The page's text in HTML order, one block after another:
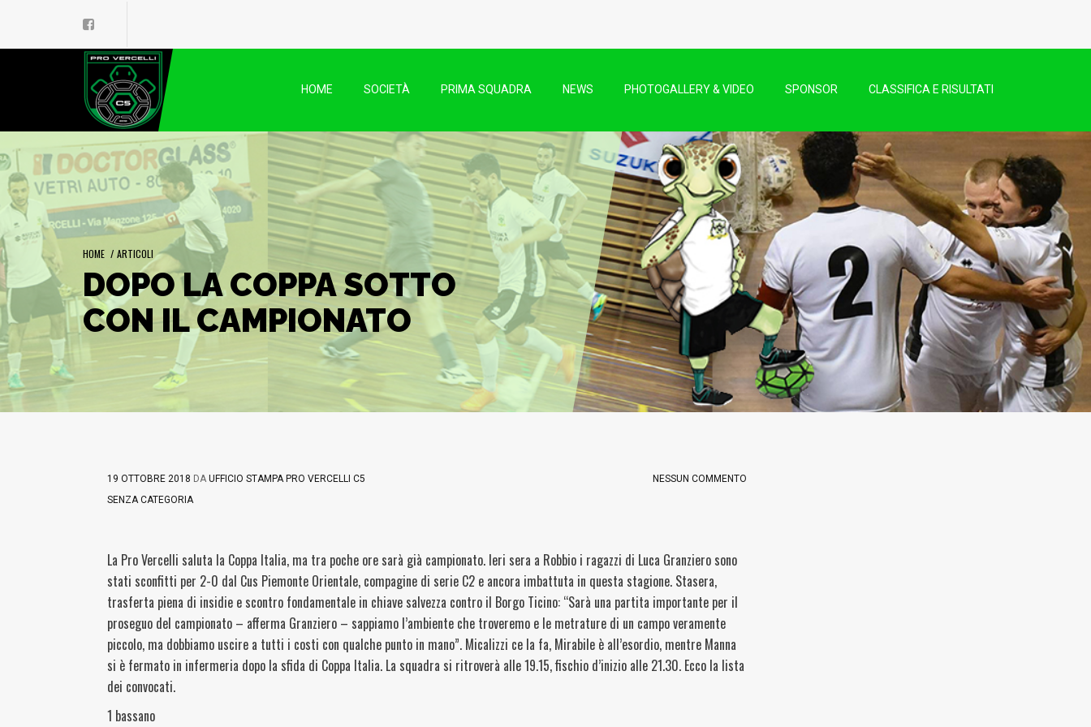
HOME SOCIETÀ PRIMA SQUADRA NEWS PHOTOGALLERY & VIDEO SPONSOR CLASSIFICA E RISULTATI
HOME / ARTICOLI
DOPO LA COPPA SOTTO
CON IL CAMPIONATO
19 OTTOBRE 2018 DA UFFICIO STAMPA PRO VERCELLI C5
SENZA CATEGORIA
NESSUN COMMENTO
La Pro Vercelli saluta la Coppa Italia, ma tra poche ore sarà già campionato. Ieri sera a Robbio i ragazzi di Luca Granziero sono
stati sconfitti per 2-0 dal Cus Piemonte Orientale, compagine di serie C2 e ancora imbattuta in questa stagione. Stasera,
trasferta piena di insidie e scontro fondamentale in chiave salvezza contro il Borgo Ticino: “Sarà una partita importante per il
proseguo del campionato – afferma Granziero – sappiamo l’ambiente che troveremo e le metrature di un campo veramente
piccolo, ma dobbiamo uscire a tutti i costi con qualche punto in mano”. Micalizzi ce la fa, Mirabile è all’esordio, mentre Manna
si è fermato in infermeria dopo la sfida di Coppa Italia. La squadra si ritroverà alle 19.15, fischio d’inizio alle 21.30. Ecco la lista
dei convocati.
1 bassano